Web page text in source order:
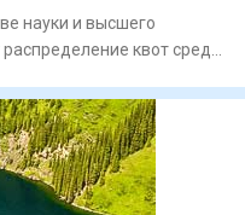
науки и высшего
квот среди